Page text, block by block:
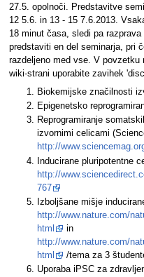
27.5. opolnoči. Predstavitve
12 5.6. in 13 - 15 7.6.2013.
18 minut časa, sledi pa
predstaviti en del seminarja, pri
razdeljeno med vse. V povzetku
wiki-strani uporabite zavihek
Biokemijske značilnosti
Epigenetsko
Reprogramiranje
izvornimi celicami
http://
Inducirane pluripotentne
http://
767
Izboljšane mišje
http://www.nature.com/
html
in
http://www.nature.com/
html
/tema za 3
Uporaba iPSC za